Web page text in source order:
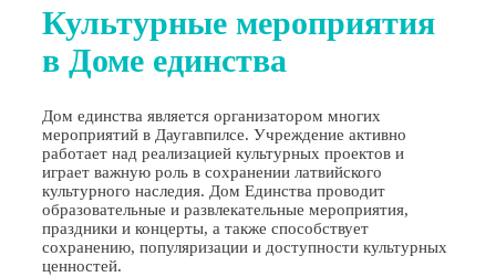
Культурные мероприятия
в Доме единства
Дом единства является организатором многих
мероприятий в Даугавпилсе. Учреждение активно
работает над реализацией культурных проектов и
играет важную роль в сохранении латвийского
культурного наследия. Дом Единства проводит
образовательные и развлекательные мероприятия,
праздники и концерты, а также способствует
сохранению, популяризации и доступности культурных
ценностей.